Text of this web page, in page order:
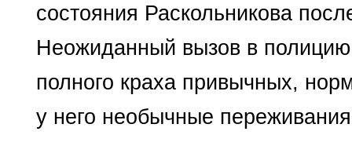
состояния Рас­кольникова
Неожиданный вызов в
полного краха привычных,
у него необыч­ные